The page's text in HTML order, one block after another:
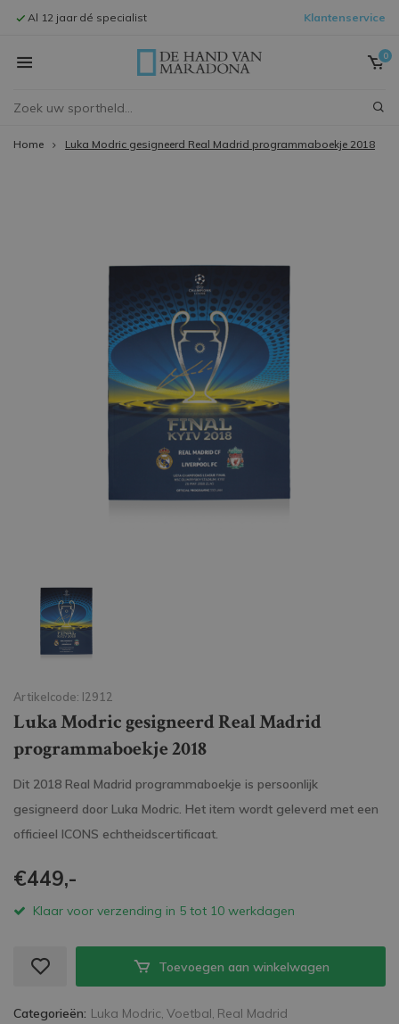
Al 12 jaar dé specialist Klantenservice
0
Home Luka Modric gesigneerd Real Madrid programmaboekje 2018
Artikelcode: I2912
Luka Modric gesigneerd Real Madrid
programmaboekje 2018
Dit 2018 Real Madrid programmaboekje is persoonlijk
gesigneerd door Luka Modric. Het item wordt geleverd met een
officieel ICONS echtheidscertificaat.
€449,-
Klaar voor verzending in 5 tot 10 werkdagen
Toevoegen aan winkelwagen
Categorieën: Luka Modric, Voetbal, Real Madrid